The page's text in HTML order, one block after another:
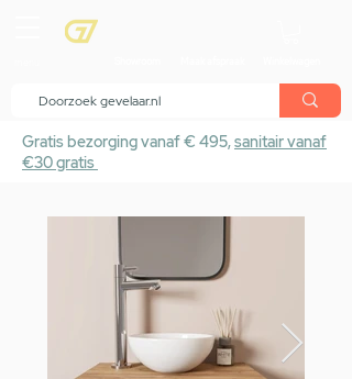
Gratis bezorging vanaf € 495,sanitair vanaf
€30 gratis